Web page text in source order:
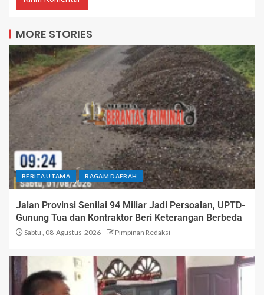
MORE STORIES
BERITA UTAMA RAGAM DAERAH
Jalan Provinsi Senilai 94 Miliar Jadi Persoalan, UPTD-
Gunung Tua dan Kontraktor Beri Keterangan Berbeda
Sabtu , 08-Agustus-2026 Pimpinan Redaksi